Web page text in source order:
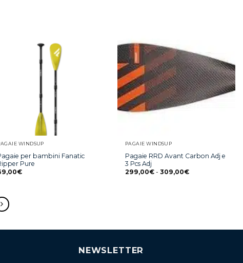
WINDSUP
per bambini Fanatic
Pure
€
PAGAIE WINDSUP
Pagaie RRD Avant Carbon Adj e
3 Pcs Adj
299,00€ - 309,00€
NEWSLETTER